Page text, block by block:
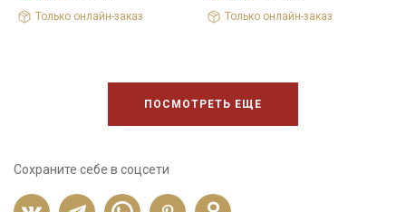
Только онлайн-заказ Только онлайн-заказ
ПОСМОТРЕТЬ ЕЩЕ
Сохраните себе в соцсети